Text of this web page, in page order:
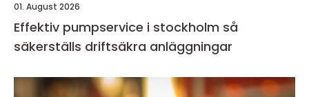
01. August 2026
Effektiv pumpservice i stockholm så
säkerställs driftsäkra anläggningar